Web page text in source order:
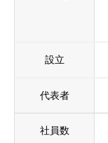
設立
代表者
社員数